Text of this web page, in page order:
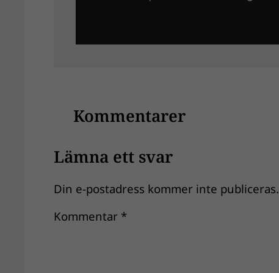
Kommentarer
Lämna ett svar
Din e-postadress kommer inte publiceras.
Kommentar *